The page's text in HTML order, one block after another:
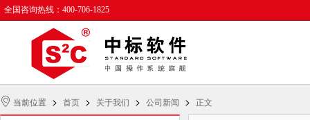
全国咨询热线：400-706-1825
当前位置 > 首页 > 关于我们 > 公司新闻 > 正文